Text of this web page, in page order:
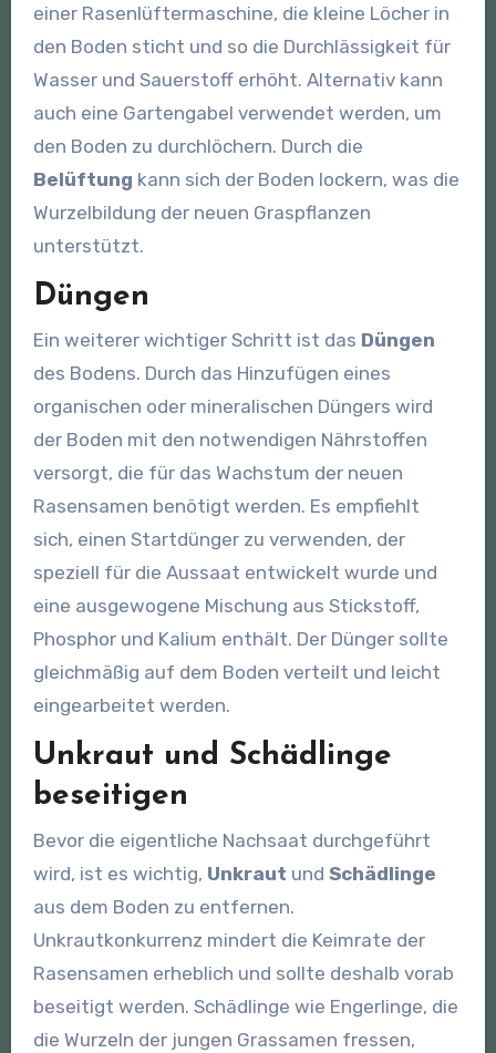
einer Rasenlüftermaschine, die kleine Löcher in
den Boden sticht und so die Durchlässigkeit für
Wasser und Sauerstoff erhöht. Alternativ kann
auch eine Gartengabel verwendet werden, um
den Boden zu durchlöchern. Durch die
Belüftung kann sich der Boden lockern, was die
Wurzelbildung der neuen Graspflanzen
unterstützt.
Düngen
Ein weiterer wichtiger Schritt ist das Düngen
des Bodens. Durch das Hinzufügen eines
organischen oder mineralischen Düngers wird
der Boden mit den notwendigen Nährstoffen
versorgt, die für das Wachstum der neuen
Rasensamen benötigt werden. Es empfiehlt
sich, einen Startdünger zu verwenden, der
speziell für die Aussaat entwickelt wurde und
eine ausgewogene Mischung aus Stickstoff,
Phosphor und Kalium enthält. Der Dünger sollte
gleichmäßig auf dem Boden verteilt und leicht
eingearbeitet werden.
Unkraut und Schädlinge
beseitigen
Bevor die eigentliche Nachsaat durchgeführt
wird, ist es wichtig, Unkraut und Schädlinge
aus dem Boden zu entfernen.
Unkrautkonkurrenz mindert die Keimrate der
Rasensamen erheblich und sollte deshalb vorab
beseitigt werden. Schädlinge wie Engerlinge, die
die Wurzeln der jungen Grassamen fressen,